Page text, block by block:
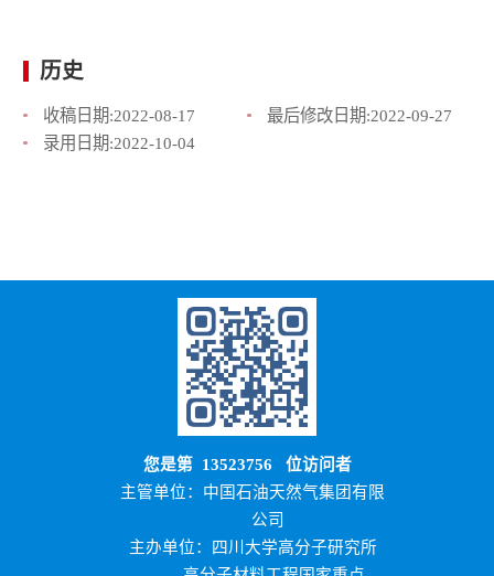
历史
收稿日期:2022-08-17 最后修改日期:2022-09-27
录用日期:2022-10-04
您是第 13523756 位访问者
主管单位：中国石油天然气集团有限
公司
主办单位：四川大学高分子研究所